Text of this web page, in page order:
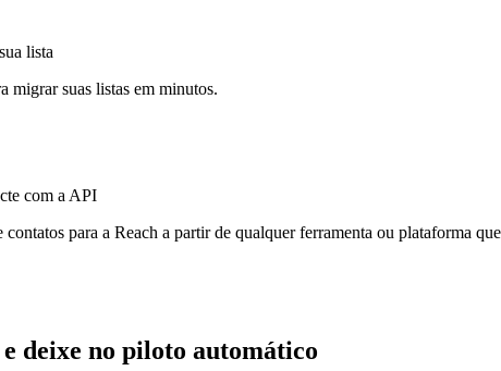
lista
migrar suas listas em minutos.
com a API
contatos para a Reach a partir de qualquer ferramenta ou plataforma
deixe no piloto automático